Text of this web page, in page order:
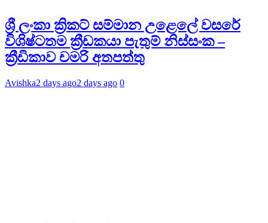
ශ්‍රී ලංකා ක්‍රිකට් සම්මාන උළෙලේ වසරේ
විශිෂ්ටතම ක්‍රීඩකයා පැතුම් නිස්සංක –
ක්‍රීඩිකාව චමරි අතපත්තු
Avishka2 days ago2 days ago 0